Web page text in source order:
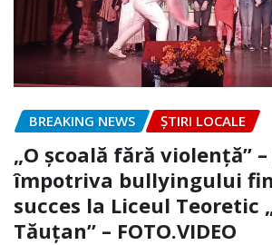
BREAKING NEWS ȘTIRI LOCALE
„O școală fără violență”
împotriva bullyingului
succes la Liceul Teoretic
Tăuțan” – FOTO.VIDEO